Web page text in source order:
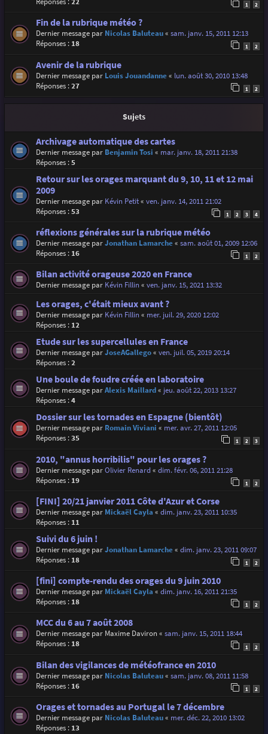
1 2
Fin de la rubrique météo ?
Dernier message par Nicolas Baluteau« sam. janv. 15, 2011 12:13
Réponses : 18 1 2
Avenir de la rubrique
Dernier message par Louis Jouandanne« lun. août 30, 2010 13:48
Réponses :27 1 2
Sujets
Archivage automatique des cartes
Dernier message par Benjamin Tosi « mar. janv. 18, 2011 21:38
Réponses :5
Retour sur les orages marquant du 9, 10, 11 et 12 mai
2009
Dernier message par Kévin Petit« ven. janv. 14, 2011 21:02
Réponses :53 1 2 3 4
réflexions générales sur la rubrique météo
Dernier message parJonathan Lamarche« sam. août 01, 2009 12:06
Réponses : 16 1 2
Bilan activité orageuse 2020 en France
Dernier message par Kévin Fillin« ven. janv. 15, 2021 13:32
Les orages, c'était mieux avant ?
Dernier message par Kévin Fillin« mer. juil. 29, 2020 12:02
Réponses : 12
Etude sur les supercellules en France
Dernier message parJoseAGallego« ven. juil. 05, 2019 20:14
Réponses :2
Une boule de foudre créée en laboratoire
Dernier message parAlexis Maillard« jeu. août 22, 2013 13:27
Réponses :4
Dossier sur les tornades en Espagne (bientôt)
Dernier message par Romain Viviani « mer. avr. 27, 2011 12:05
Réponses :35 1 2 3
2010, "annus horribilis" pour les orages ?
Dernier message parOlivier Renard« dim. févr. 06, 2011 21:28
Réponses : 19 1 2
[FINI] 20/21 janvier 2011 Côte d'Azur et Corse
Dernier message par Mickaël Cayla « dim. janv. 23, 2011 10:35
Réponses : 11
Suivi du 6 juin !
Dernier message parJonathan Lamarche« dim. janv. 23, 2011 09:07
Réponses : 18 1 2
[fini] compte-rendu des orages du 9 juin 2010
Dernier message par Mickaël Cayla « dim. janv. 16, 2011 21:35
Réponses : 18 1 2
MCC du 6 au 7 août 2008
Dernier message par Maxime Daviron« sam. janv. 15, 2011 18:44
Réponses : 18 1 2
Bilan des vigilances de météofrance en 2010
Dernier message par Nicolas Baluteau« sam. janv. 08, 2011 11:58
Réponses : 16 1 2
Orages et tornades au Portugal le 7 décembre
Dernier message par Nicolas Baluteau« mer. déc. 22, 2010 13:02
Réponses : 13